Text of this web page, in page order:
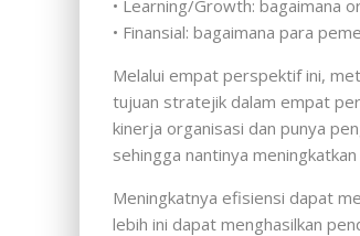
• Learning/Growth: bagaimana
• Finansial: bagaimana para
Melalui empat perspektif ini,
tujuan stratejik dalam empat
kinerja organisasi dan punya
sehingga nantinya
Meningkatnya efisiensi dapat
lebih ini dapat menghasilkan